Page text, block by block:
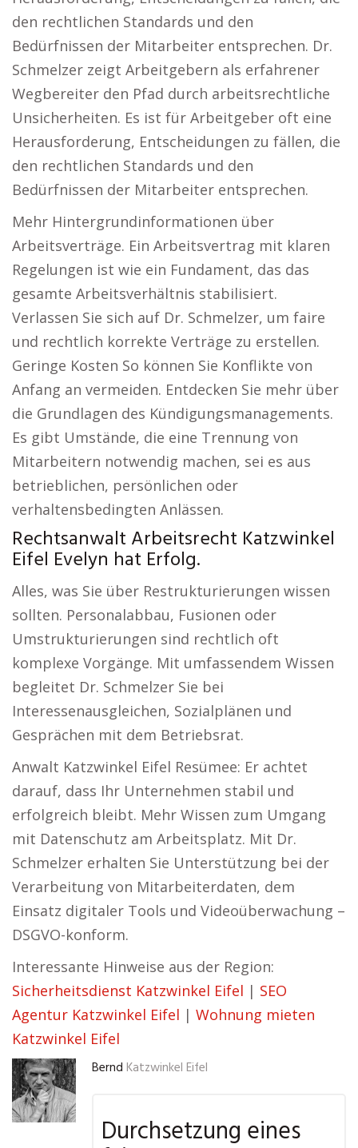
den rechtlichen Standards und den
Bedürfnissen der Mitarbeiter entsprechen. Dr.
Schmelzer zeigt Arbeitgebern als erfahrener
Wegbereiter den Pfad durch arbeitsrechtliche
Unsicherheiten. Es ist für Arbeitgeber oft eine
Herausforderung, Entscheidungen zu fällen, die
den rechtlichen Standards und den
Bedürfnissen der Mitarbeiter entsprechen.
Mehr Hintergrundinformationen über
Arbeitsverträge. Ein Arbeitsvertrag mit klaren
Regelungen ist wie ein Fundament, das das
gesamte Arbeitsverhältnis stabilisiert.
Verlassen Sie sich auf Dr. Schmelzer, um faire
und rechtlich korrekte Verträge zu erstellen.
Geringe Kosten So können Sie Konflikte von
Anfang an vermeiden. Entdecken Sie mehr über
die Grundlagen des Kündigungsmanagements.
Es gibt Umstände, die eine Trennung von
Mitarbeitern notwendig machen, sei es aus
betrieblichen, persönlichen oder
verhaltensbedingten Anlässen.
Rechtsanwalt Arbeitsrecht Katzwinkel
Eifel Evelyn hat Erfolg.
Alles, was Sie über Restrukturierungen wissen
sollten. Personalabbau, Fusionen oder
Umstrukturierungen sind rechtlich oft
komplexe Vorgänge. Mit umfassendem Wissen
begleitet Dr. Schmelzer Sie bei
Interessenausgleichen, Sozialplänen und
Gesprächen mit dem Betriebsrat.
Anwalt Katzwinkel Eifel Resümee: Er achtet
darauf, dass Ihr Unternehmen stabil und
erfolgreich bleibt. Mehr Wissen zum Umgang
mit Datenschutz am Arbeitsplatz. Mit Dr.
Schmelzer erhalten Sie Unterstützung bei der
Verarbeitung von Mitarbeiterdaten, dem
Einsatz digitaler Tools und Videoüberwachung –
DSGVO-konform.
Interessante Hinweise aus der Region:
Sicherheitsdienst Katzwinkel Eifel | SEO
Agentur Katzwinkel Eifel | Wohnung mieten
Katzwinkel Eifel
Bernd Katzwinkel Eifel
Durchsetzung eines